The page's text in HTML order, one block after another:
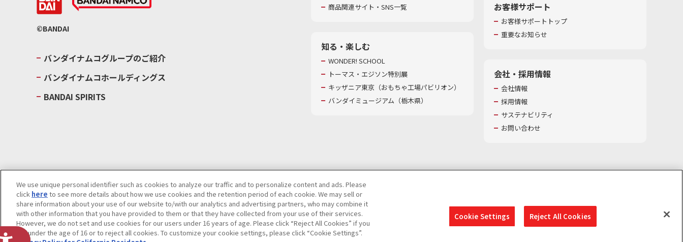
©BANDAI
バンダイナムコグループのご紹介
バンダイナムコホールディングス
BANDAI SPIRITS
商品関連サイト・SNS一覧
知る・楽しむ
WONDER! SCHOOL
トーマス・エジソン特別展
キッザニア東京（おもちゃ工場パビリオン）​
バンダイミュージアム（栃木県）
お客様サポート
お客様サポートトップ
重要なお知らせ
会社・採用情報
会社情報
採用情報
サステナビリティ
お問い合わせ
ウェブサイトご利用条件ソーシャルメディアポリシー個人情報及び特定個人情報等の取り扱いに関する保護方針
Do Not Sell or Share My Personal Information著作権・商標についてカスタマーハラスメントに対する基本的な対応方針
We use unique personal identifier such as cookies to analyze our traffic and to personalize content and ads. Please
click here to see more details about how we use cookies and the retention period of each cookie. We may sell or
share information about your use of our website to/with our analytics and advertising partners, who may combine it
with other information that you have provided to them or that they have collected from your use of their services.
However, we do not set and use cookies for our users under 16 years of age. Please click “Reject All Cookies” if you
are under the age of 16 or to reject all cookies. To customize your cookie settings, please click “Cookie Settings”.
Cookie Settings Reject All Cookies